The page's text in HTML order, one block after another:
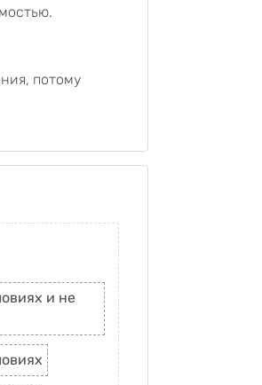
потому
и не